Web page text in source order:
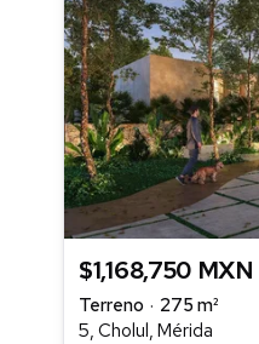
$1,168,750 MXN
Terreno
275 m²
5, Cholul, Mérida